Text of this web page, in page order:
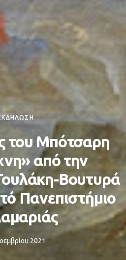
του Μπότσαρη
από την
Βουτυρά
Πανεπιστήμιο
2021